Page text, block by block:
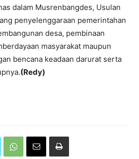
dalam Musrenbangdes, Usulan
penyelenggaraan pemerintahan
desa, pembinaan
masyarakat maupun
bencana keadaan darurat serta
(Redy)